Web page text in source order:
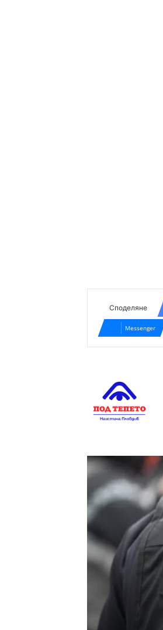
Споделяне
Messenger